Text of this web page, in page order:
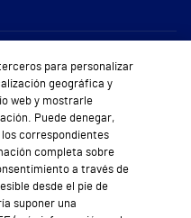
Vithas
Médica
al Cliente
para personalizar
geográfica y
web y mostrarle
Puede denegar,
correspondientes
completa sobre
a través de
desde el pie de
suponer una